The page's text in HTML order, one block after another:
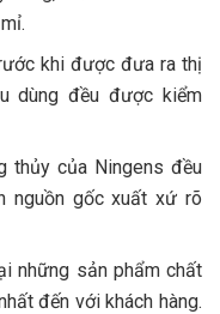
khi được đưa ra thị
dùng đều được kiểm
thủy của Ningens đều
nguồn gốc xuất xứ rõ
những sản phẩm chất
đến với khách hàng.